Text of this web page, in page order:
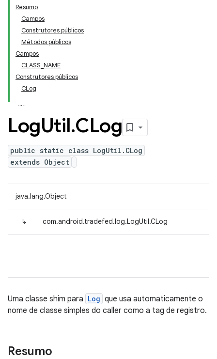
Resumo
Campos
Construtores públicos
Métodos públicos
Campos
CLASS_NAME
Construtores públicos
CLog
LogUtil.CLog
public static class LogUtil.CLog
extends Object
java.lang.Object
↳ com.android.tradefed.log.LogUtil.CLog
Uma classe shim para Log que usa automaticamente o
nome de classe simples do caller como a tag de registro.
Resumo